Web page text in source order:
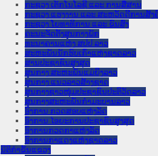
ກະຊວງ ເຕັກໂນໂລຊີ ແລະ ການສື່ສານ
ກະຊວງ ແຮງງານ ແລະ ສະຫວັດດີການສັງ
ກະຊວງ ໂຍທາທິການ ແລະ ຂົນສົ່ງ
ຄະນະຈັດຕັ້ງສູນກາງພັກ
ທະນາຄານແຫ່ງ ສປປ ລາວ
ສະຫະພັນນັກຮົບເກົ່າແຫ່ງຊາດລາວ
ສານປະຊາຊົນສູງສຸດ
ສູນກາງ ສະຫະພັນແມ່ຍິງລາວ
ສູນກາງ ແນວລາວສ້າງຊາດ
ສູນກາງຊາວໜຸ່ມປະຊາຊົນປະຕິວັດລາວ
ສູນກາງສະຫະພັນກຳມະບານລາວ
ອົງການ ກວດສອບແຫ່ງລັດ
ອົງການ ໄອຍະການປະຊາຊົນສູງສຸດ
ອົງການກວດກາແຫ່ງລັດ
ອົງການກາແດງແຫ່ງຊາດລາວ
ນິຕິກໍາຂັ້ນແຂວງ